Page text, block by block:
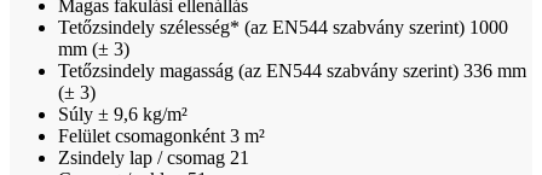
Magas fakulási ellenállás
Tetőzsindely szélesség* (az EN544 szabvány szerint) 1000
mm (± 3)
Tetőzsindely magasság (az EN544 szabvány szerint) 336 mm
(± 3)
Súly ± 9,6 kg/m²
Felület csomagonként 3 m²
Zsindely lap / csomag 21